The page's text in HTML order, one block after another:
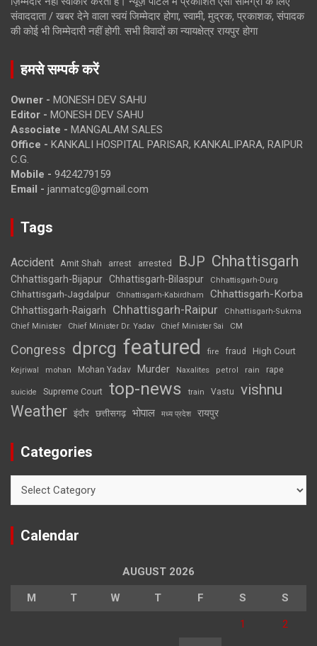
संवाददाता / खबर देने वाला स्वयं जिम्मेदार होगा, स्वामी, मुद्रक, प्रकाशक, संपादक
की कोई भी जिम्मेदारी नहीं होगी. सभी विवादों का न्यायक्षेत्र रायपुर होगा
हमसे सम्पर्क करें
Owner - MONESH DEV SAHU
Editor - MONESH DEV SAHU
Associate - MANGALAM SALES
Office - KANKALI HOSPITAL PARISAR, KANKALIPARA, RAIPUR
C.G.
Mobile - 9424279159
Email - janmatcg@gmail.com
Tags
Accident Amit Shah arrest arrested BJP Chhattisgarh
Chhattisgarh-Bijapur Chhattisgarh-Bilaspur Chhattisgarh-Durg
Chhattisgarh-Jagdalpur Chhattisgarh-Kabirdham Chhattisgarh-Korba
Chhattisgarh-Raigarh Chhattisgarh-Raipur
Chhattisgarh-Sukma
Chief Minister
Chief Minister Dr. Yadav Chief Minister Sai CM
Congress dprcg featured fire fraud High Court
Kejriwal mohan Mohan Yadav Murder Naxalites petrol rain rape
suicide Supreme Court top-news train Vastu vishnu
Weather इंदौर छत्तीसगढ़ भोपाल मध्य प्रदेश रायपुर
Categories
Calendar
AUGUST 2026
M T W T F S S
1 2